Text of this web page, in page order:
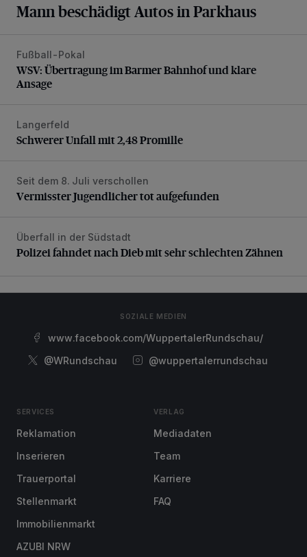
Mann beschädigt Autos in Parkhaus
WSV: Übertragung im Barmer Bahnhof und klare Ansage
Fußball-Pokal
WSV: Übertragung im Barmer Bahnhof und klare
Ansage
Schwerer Unfall mit 2,48 Promille
Langerfeld
Schwerer Unfall mit 2,48 Promille
Vermisster Jugendlicher tot aufgefunden
Seit dem 8. Juli verschollen
Vermisster Jugendlicher tot aufgefunden
Polizei fahndet nach Dieb mit sehr schlechten Zähnen
Überfall in der Südstadt
Polizei fahndet nach Dieb mit sehr schlechten Zähnen
SOZIALE MEDIEN
www.facebook.com/WuppertalerRundschau/
@WRundschau
@wuppertalerrundschau
SERVICES
Reklamation
Inserieren
Trauerportal
Stellenmarkt
Immobilienmarkt
AZUBI NRW
VERLAG
Mediadaten
Team
Karriere
FAQ